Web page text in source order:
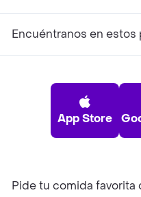
Encuéntranos en estos
App Store
Pide tu comida favorita